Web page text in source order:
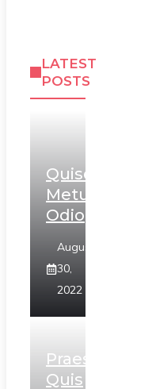
LATEST
POSTS
Quisque
Metus
Odio
August
30,
2022
Praesent
Quis